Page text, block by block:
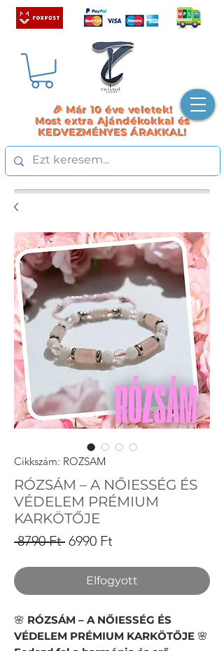
🎉 Már 10 éve veletek!
Most extra Ajándékokkal és
KEDVEZMÉNYES ÁRAKKAL!
Cikkszám: ROZSAM
RÓZSÁM – A NŐIESSÉG ÉS
VÉDELEM PRÉMIUM
KARKÖTŐJE
8790 Ft Szokásos
6990 FtAkciós
Elfogyott
🌸 RÓZSÁM – A NŐIESSÉG ÉS
VÉDELEM PRÉMIUM KARKÖTŐJE 🌸